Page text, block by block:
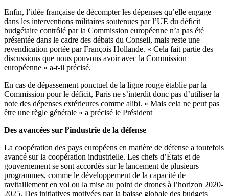
Enfin, l’idée française de décompter les dépenses qu’elle engage
dans les interventions militaires soutenues par l’UE du déficit
budgétaire contrôlé par la Commission européenne n’a pas été
présentée dans le cadre des débats du Conseil, mais reste une
revendication portée par François Hollande. « Cela fait partie des
discussions que nous pouvons avoir avec la Commission
européenne » a-t-il précisé.
En cas de dépassement ponctuel de la ligne rouge établie par la
Commission pour le déficit, Paris ne s’interdit donc pas d’utiliser la
note des dépenses extérieures comme alibi. « Mais cela ne peut pas
être une règle générale » a précisé le Président
Des avancées sur l’industrie de la défense
La coopération des pays européens en matière de défense a toutefois
avancé sur la coopération industrielle. Les chefs d’États et de
gouvernement se sont accordés sur le lancement de plusieurs
programmes, comme le développement de la capacité de
ravitaillement en vol ou la mise au point de drones à l’horizon 2020-
2025. Des initiatives motivées par la baisse globale des budgets